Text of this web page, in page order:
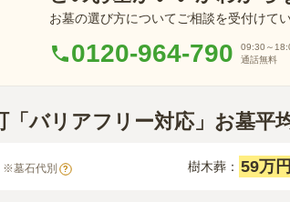
お墓の選び方についてご相談を受付けて
0120-964-790 09:30～
通話無料
「バリアフリー対応」お墓平
※墓石代別 ? 樹木葬： 59万円